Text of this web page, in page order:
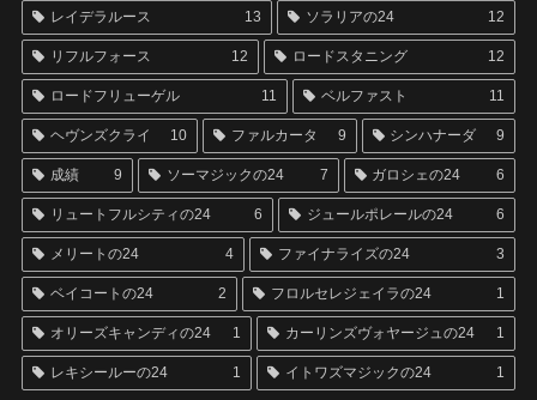
レイデラルース 13 ソラリアの24 12
リフルフォース 12 ロードスタニング 12
ロードフリューゲル 11 ベルファスト 11
ヘヴンズクライ 10 ファルカータ 9 シンハナーダ 9
成績 9 ソーマジックの24 7 ガロシェの24 6
リュートフルシティの24 6 ジュールポレールの24 6
メリートの24 4 ファイナライズの24 3
ベイコートの24 2 フロルセレジェイラの24 1
オリーズキャンディの24 1 カーリンズヴォヤージュの24 1
レキシールーの24 1 イトワズマジックの24 1